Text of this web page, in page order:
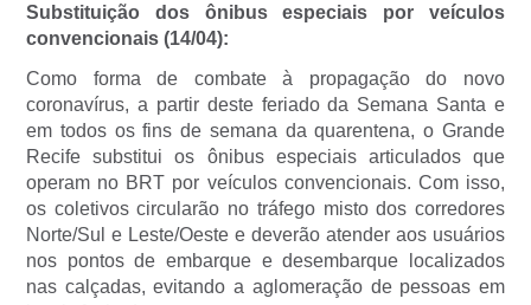
Substituição dos ônibus especiais por veículos
convencionais (14/04):
Como forma de combate à propagação do novo
coronavírus, a partir deste feriado da Semana Santa e
em todos os fins de semana da quarentena, o Grande
Recife substitui os ônibus especiais articulados que
operam no BRT por veículos convencionais. Com isso,
os coletivos circularão no tráfego misto dos corredores
Norte/Sul e Leste/Oeste e deverão atender aos usuários
nos pontos de embarque e desembarque localizados
nas calçadas, evitando a aglomeração de pessoas em